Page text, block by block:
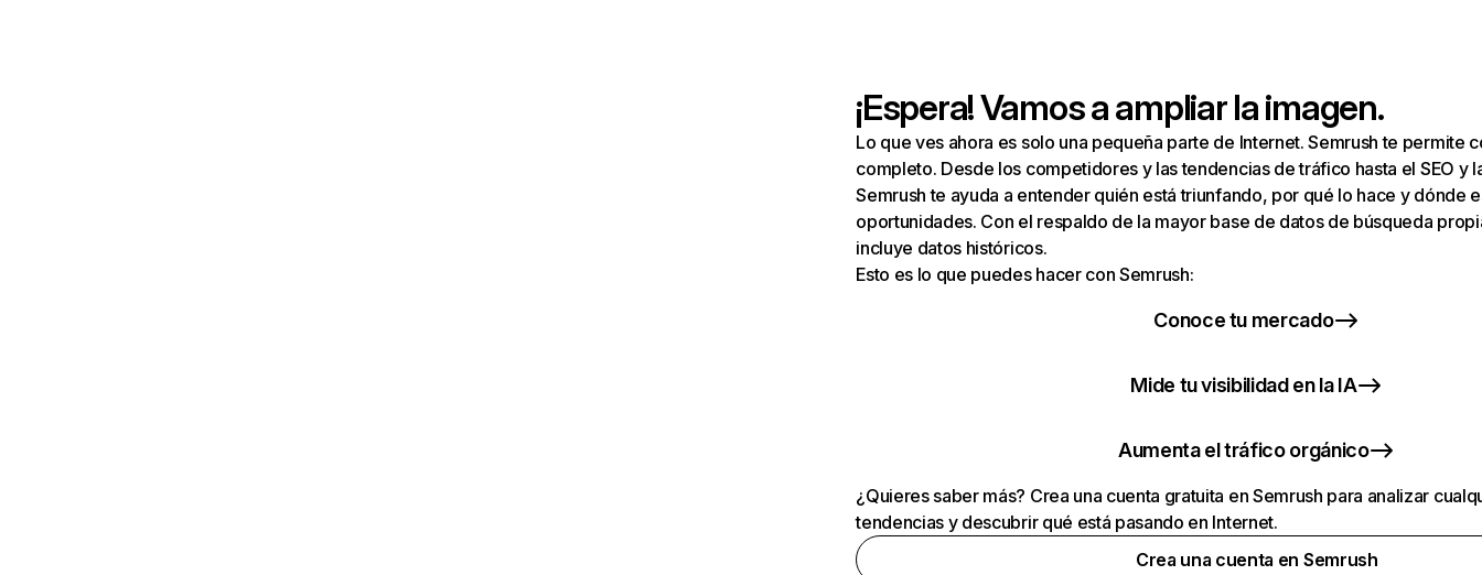
¡Espera! Vamos a ampliar la imagen.
Lo que ves ahora es solo una pequeña parte de Internet. Semrush te permite
completo. Desde los competidores y las tendencias de tráfico hasta el SEO y
Semrush te ayuda a entender quién está triunfando, por qué lo hace y dónde
oportunidades. Con el respaldo de la mayor base de datos de búsqueda
incluye datos históricos.
Esto es lo que puedes hacer con Semrush:
Conoce tu mercado
Mide tu visibilidad en la IA
Aumenta el tráfico orgánico
¿Quieres saber más? Crea una cuenta gratuita en Semrush para analizar
tendencias y descubrir qué está pasando en Internet.
Crea una cuenta en Semrush